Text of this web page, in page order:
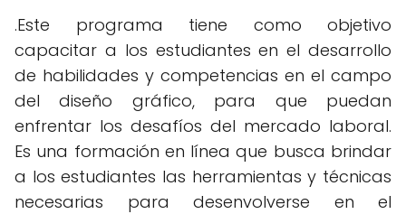
.Este programa tiene como objetivo
capacitar a los estudiantes en el desarrollo
de habilidades y competencias en el campo
del diseño gráfico, para que puedan
enfrentar los desafíos del mercado laboral.
Es una formación en línea que busca brindar
a los estudiantes las herramientas y técnicas
necesarias para desenvolverse en el